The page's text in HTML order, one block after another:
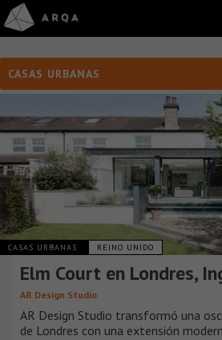
CASAS URBANAS
CASAS URBANAS REINO UNIDO
Elm Court en Londres,
AR Design Studio
AR Design Studio transformó una
de Londres con una extensión